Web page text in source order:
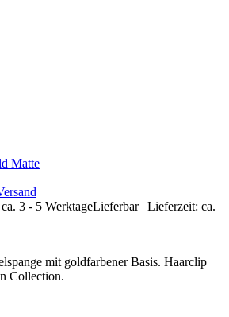
Matte
Lieferbar | Lieferzeit: ca.
mit goldfarbener Basis. Haarclip
Collection.